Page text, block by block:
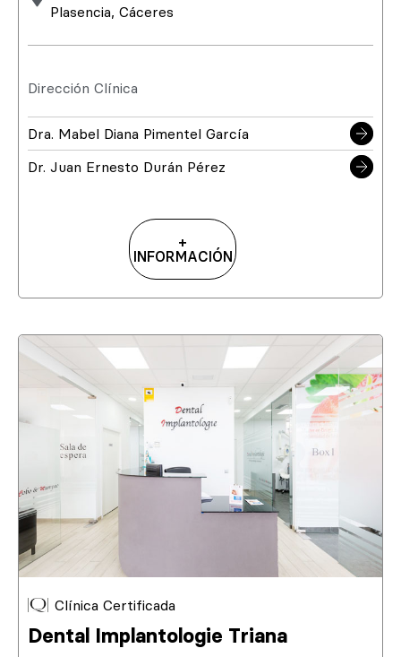
Plasencia, Cáceres
Dirección Clínica
Dra. Mabel Diana Pimentel García
Dr. Juan Ernesto Durán Pérez
+
INFORMACIÓN
Clínica Certificada
Dental Implantologie Triana